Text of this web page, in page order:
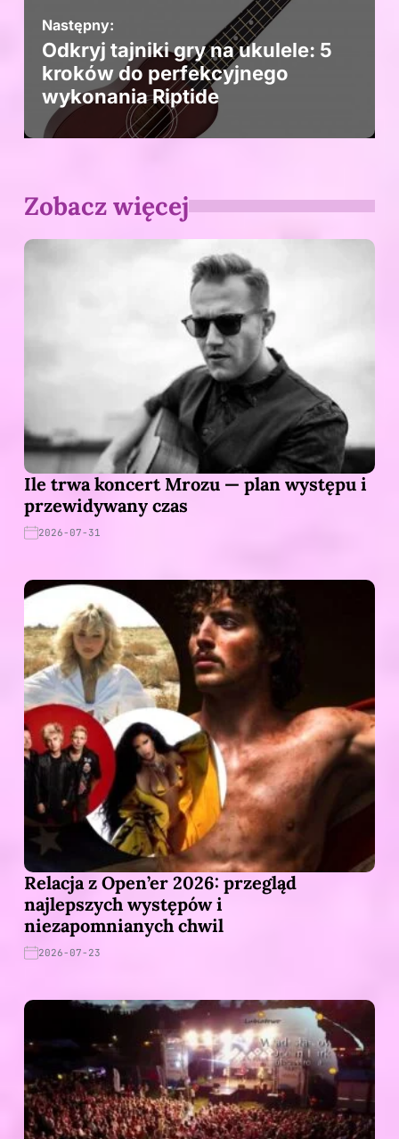
Następny:
Odkryj tajniki gry na ukulele: 5
kroków do perfekcyjnego
wykonania Riptide
Zobacz więcej
Ile trwa koncert Mrozu — plan występu i
przewidywany czas
2026-07-31
Relacja z Open’er 2026: przegląd
najlepszych występów i
niezapomnianych chwil
2026-07-23